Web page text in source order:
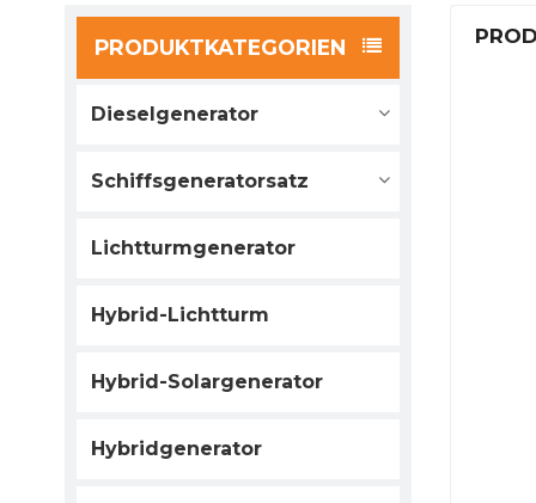
PRODUKTKATEGORIEN
Dieselgenerator
Schiffsgeneratorsatz
Lichtturmgenerator
Hybrid-Lichtturm
Hybrid-Solargenerator
Hybridgenerator